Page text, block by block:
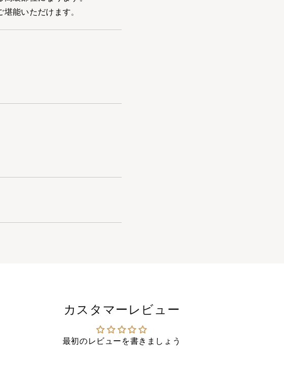
堪能いただけます。
カスタマーレビュー
最初のレビューを書きましょう